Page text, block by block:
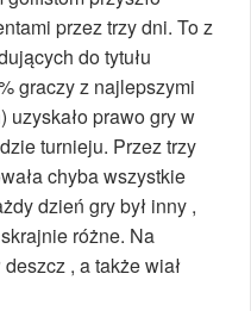
przez trzy dni. To z
do tytułu
graczy z najlepszymi
uzyskało prawo gry w
turnieju. Przez trzy
chyba wszystkie
dzień gry był inny ,
różne. Na
, a także wiał